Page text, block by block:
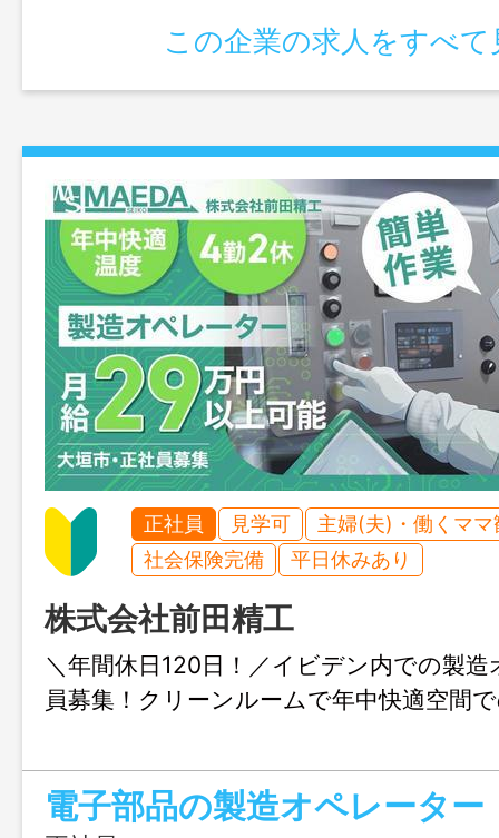
この企業の求人をすべて
正社員 見学可
主婦(夫)・働くママ
社会保険完備
平日休みあり
株式会社前田精工
＼年間休日120日！／イビデン内での製
員募集！クリーンルームで年中快適空間
電子部品の製造オペレーター